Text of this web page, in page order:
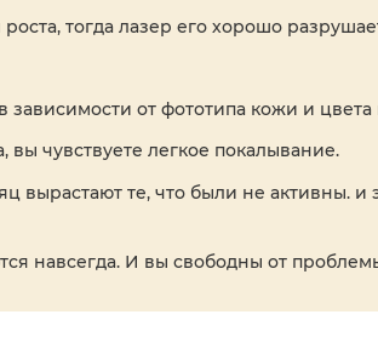
тогда лазер его хорошо
от фототипа кожи и цвета
чувствуете легкое покалывание.
вырастают те, что были не активны.
навсегда. И вы свободны от